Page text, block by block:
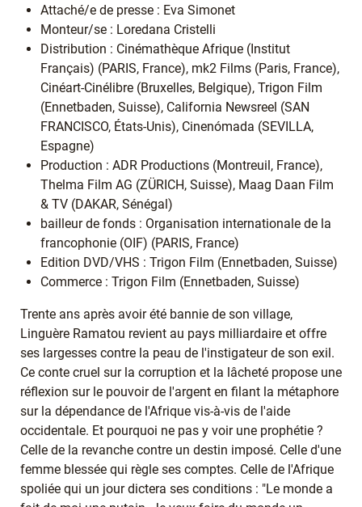
Attaché/e de presse : Eva Simonet
Monteur/se : Loredana Cristelli
Distribution : Cinémathèque Afrique (Institut
Français) (PARIS, France), mk2 Films (Paris, France),
Cinéart-Cinélibre (Bruxelles, Belgique), Trigon Film
(Ennetbaden, Suisse), California Newsreel (SAN
FRANCISCO, États-Unis), Cinenómada (SEVILLA,
Espagne)
Production : ADR Productions (Montreuil, France),
Thelma Film AG (ZÜRICH, Suisse), Maag Daan Film
& TV (DAKAR, Sénégal)
bailleur de fonds : Organisation internationale de la
francophonie (OIF) (PARIS, France)
Edition DVD/VHS : Trigon Film (Ennetbaden, Suisse)
Commerce : Trigon Film (Ennetbaden, Suisse)
Trente ans après avoir été bannie de son village,
Linguère Ramatou revient au pays milliardaire et offre
ses largesses contre la peau de l'instigateur de son exil.
Ce conte cruel sur la corruption et la lâcheté propose une
réflexion sur le pouvoir de l'argent en filant la métaphore
sur la dépendance de l'Afrique vis-à-vis de l'aide
occidentale. Et pourquoi ne pas y voir une prophétie ?
Celle de la revanche contre un destin imposé. Celle d'une
femme blessée qui règle ses comptes. Celle de l'Afrique
spoliée qui un jour dictera ses conditions : "Le monde a